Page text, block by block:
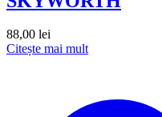
88,00 lei
Citește mai mult